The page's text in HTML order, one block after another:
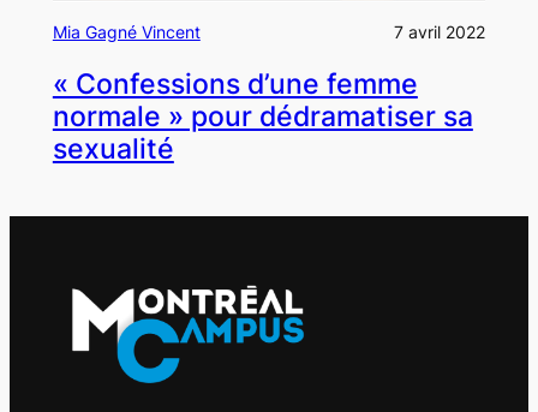
Mia Gagné Vincent 7 avril 2022
« Confessions d’une femme
normale » pour dédramatiser sa
sexualité